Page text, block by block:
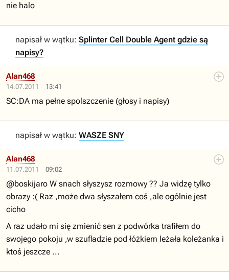
nie halo
napisał w wątku: Splinter Cell Double Agent gdzie są
napisy?
14.07.2011 13:41
Alan468
SC:DA ma pełne spolszczenie (głosy i napisy)
napisał w wątku: WASZE SNY
11.07.2011 09:02
Alan468
@boskijaro W snach słyszysz rozmowy ?? Ja widzę tylko
obrazy :( Raz ,może dwa słyszałem coś ,ale ogólnie jest
cicho
A raz udało mi się zmienić sen z podwórka trafiłem do
swojego pokoju ,w szufladzie pod łóżkiem leżała koleżanka i
ktoś jeszcze ...